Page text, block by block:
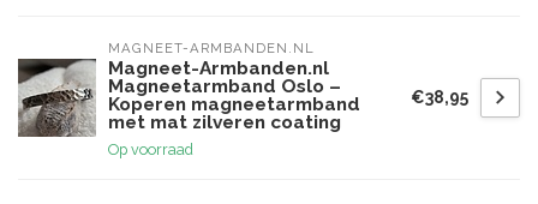
MAGNEET-ARMBANDEN.NL
Magneet-Armbanden.nl
Magneetarmband Oslo –
Koperen magneetarmband
met mat zilveren coating
Op voorraad
€38,95